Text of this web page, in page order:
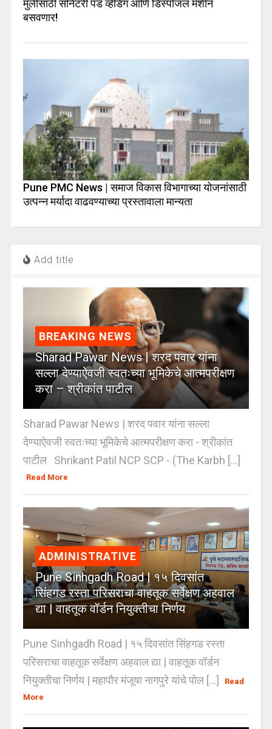
मुलींसाठी सॅनिटरी पॅड व्हेंडिंग आणि डिस्पोजल मशीन
बसवणार!
Pune PMC News | समाज विकास विभागाच्या योजनांसाठी
उत्पन्न मर्यादा वाढवण्याच्या प्रस्तावाला मान्यता
Add title
BREAKING NEWS
Sharad Pawar News | शरद पवार यांना
सल्ला देण्याऐवजी स्वतःच्या भूमिकेचे आत्मपरीक्षण
करा – श्रीकांत पाटील
Sharad Pawar News | शरद पवार यांना सल्ला
देण्याऐवजी स्वतःच्या भूमिकेचे आत्मपरीक्षण करा - श्रीकांत
पाटील Shrikant Patil NCP SCP - (The Karbh [...]
Read More
ADMINISTRATIVE
Pune Sinhgadh Road | १५ दिवसांत
सिंहगड रस्ता परिसराचा वाहतूक सर्वेक्षण अहवाल
द्या | वाहतूक वॉर्डन नियुक्तीचा निर्णय
Pune Sinhgadh Road | १५ दिवसांत सिंहगड रस्ता
परिसराचा वाहतूक सर्वेक्षण अहवाल द्या | वाहतूक वॉर्डन
नियुक्तीचा निर्णय | महापौर मंजूषा नागपुरे यांचे पोल [...]
Read
More